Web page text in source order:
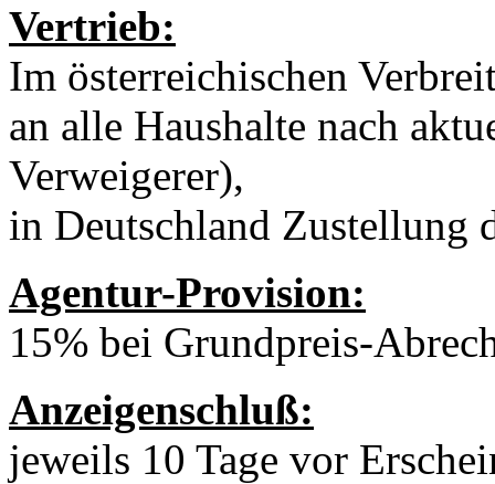
Vertrieb:
Im österreichischen
an alle Haushalte nach
Verweigerer),
in Deutschland Zustellung
Agentur-Provision:
15% bei Grundpreis-
Anzeigenschluß:
jeweils 10 Tage vor